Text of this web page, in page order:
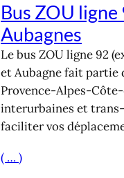
Bus ZOU ligne
Aubagnes
Le bus ZOU ligne 92
et Aubagne fait partie
Provence-Alpes-Côte-
interurbaines et
faciliter vos
( … )